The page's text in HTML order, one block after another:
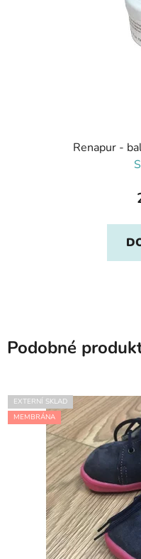
Renapur -
Podobné
EXTERNÍ SKLAD
MEMBRÁNA